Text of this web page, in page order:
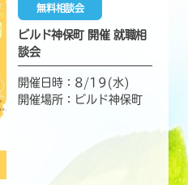
無料相談会
ビルド神保町 開催 就職相
談会
開催日時：8/19(水)
開催場所：ビルド神保町